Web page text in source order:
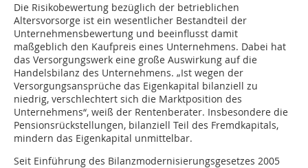
Die Risikobewertung bezüglich der betrieblichen
Altersvorsorge ist ein wesentlicher Bestandteil der
Unternehmensbewertung und beeinflusst damit
maßgeblich den Kaufpreis eines Unternehmens. Dabei hat
das Versorgungswerk eine große Auswirkung auf die
Handelsbilanz des Unternehmens. „Ist wegen der
Versorgungsansprüche das Eigenkapital bilanziell zu
niedrig, verschlechtert sich die Marktposition des
Unternehmens“, weiß der Rentenberater. Insbesondere die
Pensionsrückstellungen, bilanziell Teil des Fremdkapitals,
mindern das Eigenkapital unmittelbar.
Seit Einführung des Bilanzmodernisierungsgesetzes 2005